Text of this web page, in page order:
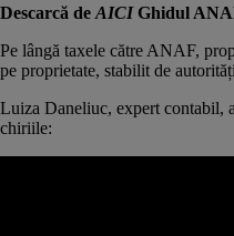
Descarcă de AICIGhidul
Pe lângă taxele către ANAF,
pe proprietate, stabilit de
Luiza Daneliuc, expert contabil,
chiriile: